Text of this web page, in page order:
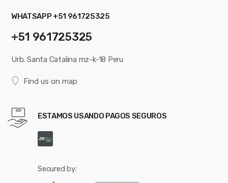
WHATSAPP +51 961725325
+51 961725325
Urb. Santa Catalina mz-k-18 Peru
Find us on map
ESTAMOS USANDO PAGOS SEGUROS
Secured by: